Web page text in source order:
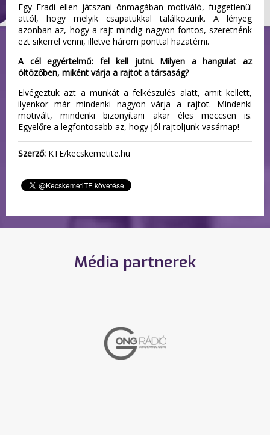
Egy Fradi ellen játszani önmagában motiváló, függetlenül
attól, hogy melyik csapatukkal találkozunk. A lényeg
azonban az, hogy a rajt mindig nagyon fontos, szeretnénk
ezt sikerrel venni, illetve három ponttal hazatérni.
A cél egyértelmű: fel kell jutni. Milyen a hangulat az
öltözőben, miként várja a rajtot a társaság?
Elvégeztük azt a munkát a felkészülés alatt, amit kellett,
ilyenkor már mindenki nagyon várja a rajtot. Mindenki
motivált, mindenki bizonyítani akar éles meccsen is.
Egyelőre a legfontosabb az, hogy jól rajtoljunk vasárnap!
Szerző: KTE/kecskemetite.hu
Média partnerek